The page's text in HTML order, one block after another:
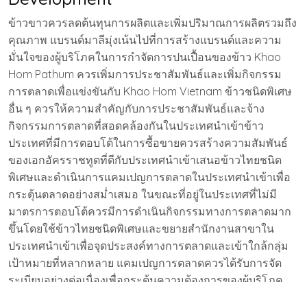
ข้าวขาวควรลดต้นทุนการผลิตและเพิ่มปริมาณการผลิตรวมถึง
คุณภาพ แบรนด์มาลีมุ่งเน้นไปที่การสร้างแบรนด์และความ
มั่นใจของผู้บริโภคในการกำจัดการปนเปื้อนของข้าว Khao
Hom Pathum ควรเพิ่มการประชาสัมพันธ์และเพิ่มกิจกรรม
การตลาดเพื่อแข่งขันกับ Khao Hom Vietnam ข้าวชนิดพิเศษ
อื่น ๆ ควรให้ความสำคัญกับการประชาสัมพันธ์และจ้าง
กิจกรรมการตลาดที่สอดคล้องกันในประเทศนำเข้าข้าว
ประเทศที่มีการตอบโต้ในการซื้อขายควรสร้างความสัมพันธ์
ของเอกอัครราชทูตที่ดีกับประเทศนำเข้าเสนอข้าวไทยชนิด
พิเศษและดำเนินการแคมเปญการตลาดในประเทศนำเข้าเพื่อ
กระตุ้นตลาดอย่างสม่ำเสมอ ในขณะที่อยู่ในประเทศที่ไม่มี
มาตรการตอบโต้ควรมีการดำเนินกิจกรรมทางการตลาดมาก
ขึ้นโดยใช้ข้าวไทยชนิดพิเศษและขยายสำนักงานสาขาใน
ประเทศนำเข้าเพื่อจุดประสงค์ทางการตลาดและเข้าใกล้กลุ่ม
เป้าหมายที่หลากหลาย แคมเปญการตลาดควรได้รับการจัด